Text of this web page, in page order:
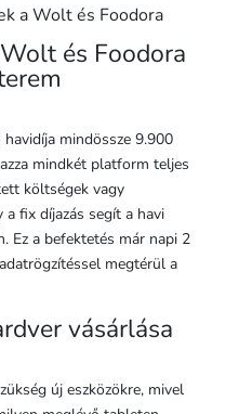
a Wolt és Foodora
és Foodora
mindössze 9.900
mindkét platform teljes
költségek vagy
fix díjazás segít a havi
Ez a befektetés már napi 2
megtérül a
vásárlása
új eszközökre, mivel